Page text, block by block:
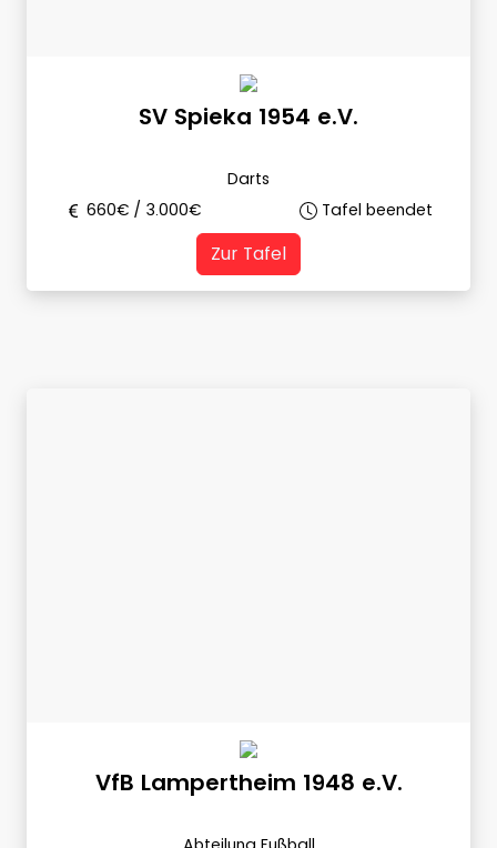
SV Spieka 1954 e.V.
Darts
660€ / 3.000€ Tafel beendet
Zur Tafel
VfB Lampertheim 1948 e.V.